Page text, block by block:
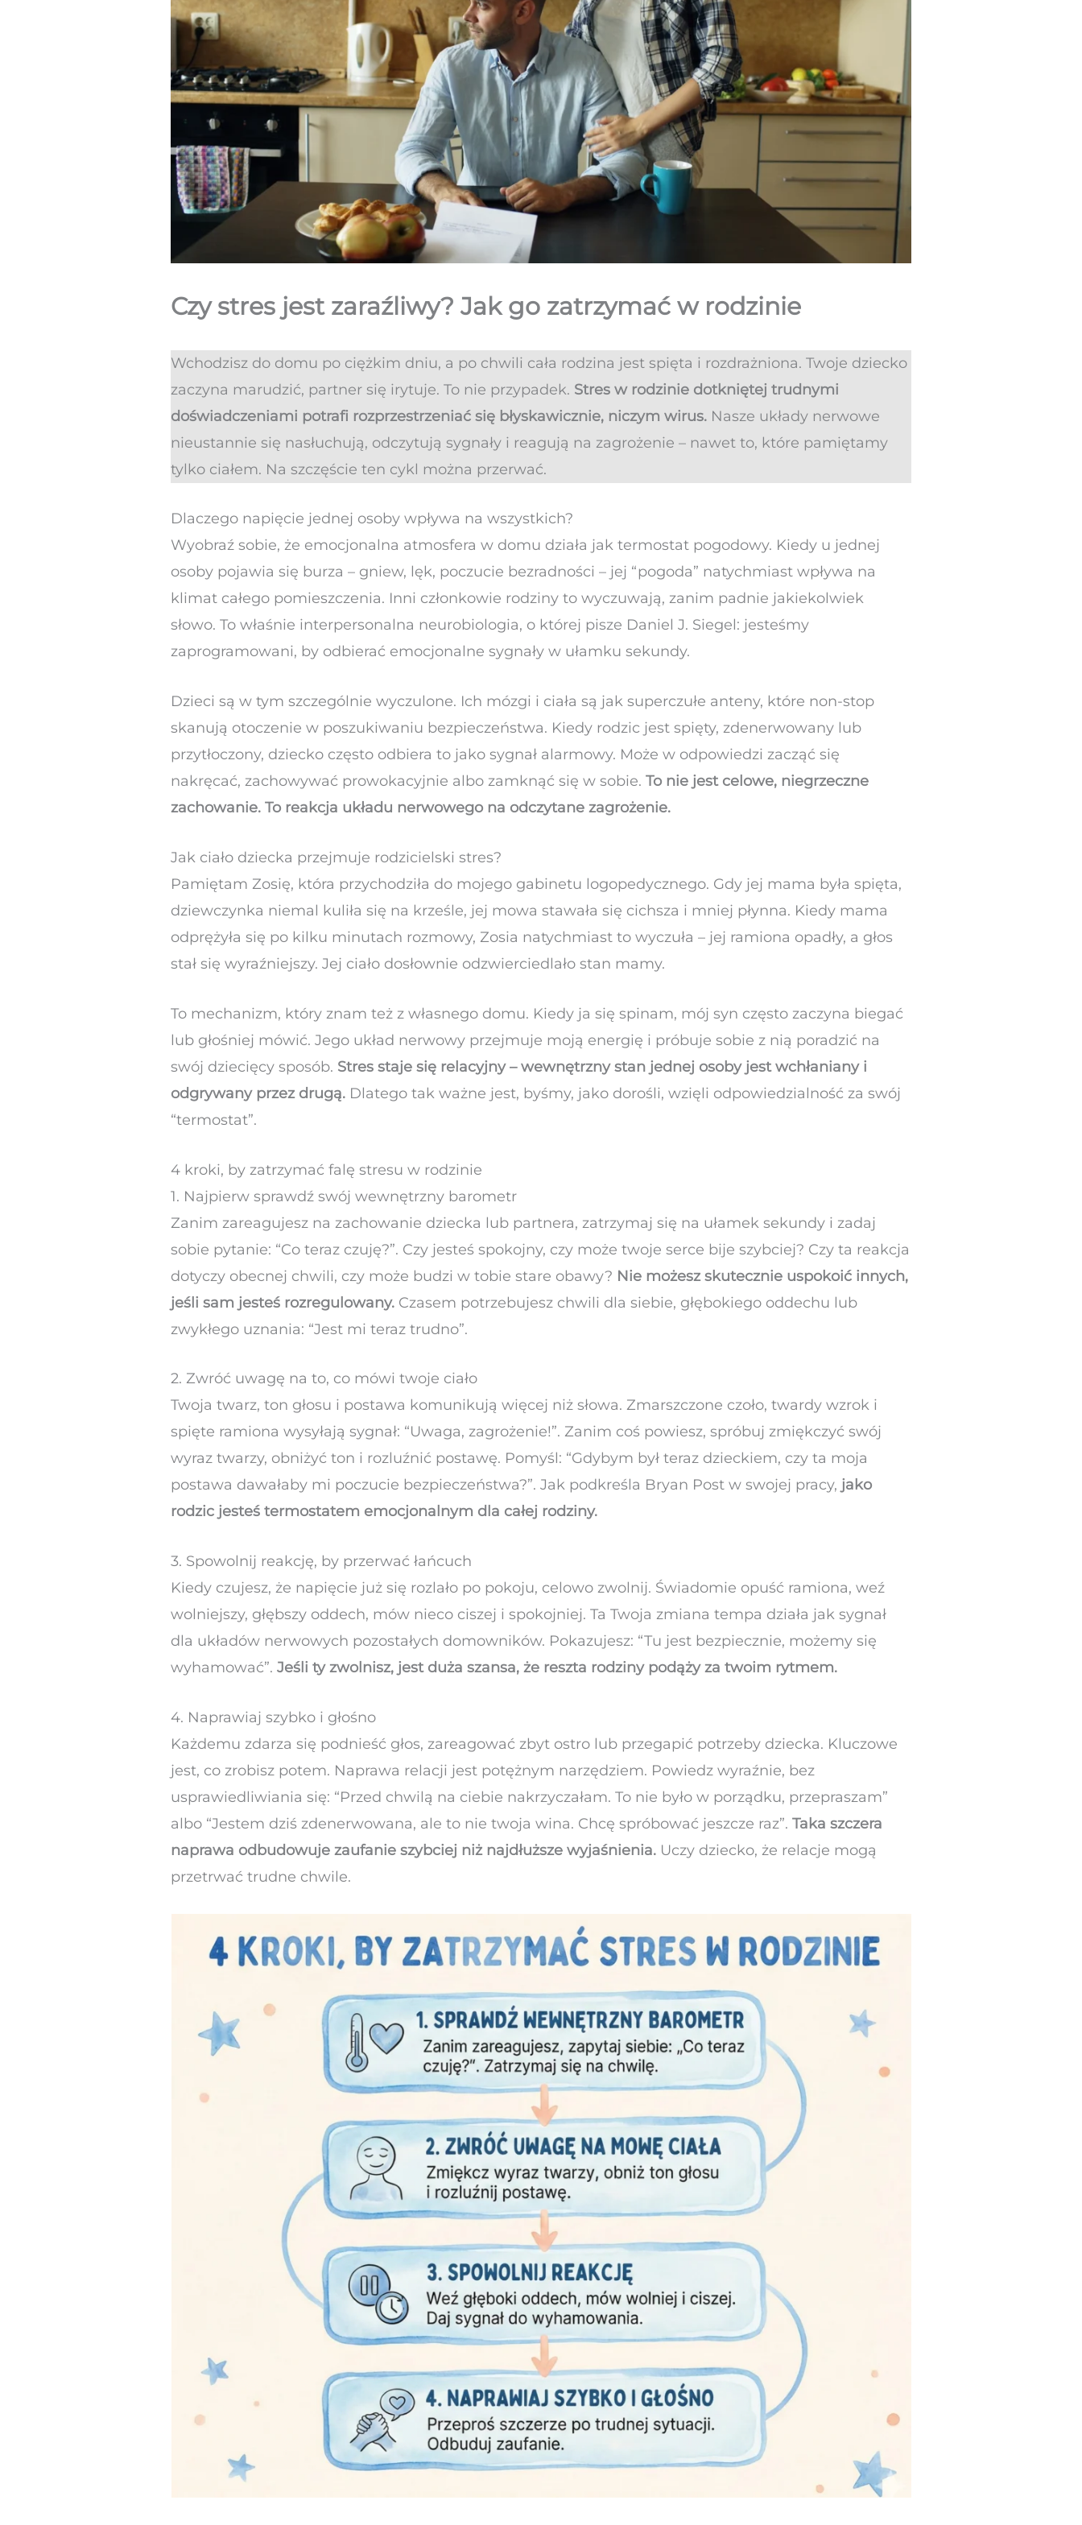
Czy stres jest zaraźliwy? Jak go zatrzymać w rodzinie
Wchodzisz do domu po ciężkim dniu, a po chwili cała rodzina jest spięta i rozdrażniona. Twoje dziecko
zaczyna marudzić, partner się irytuje. To nie przypadek. Stres w rodzinie dotkniętej trudnymi
doświadczeniami potrafi rozprzestrzeniać się błyskawicznie, niczym wirus. Nasze układy nerwowe
nieustannie się nasłuchują, odczytują sygnały i reagują na zagrożenie – nawet to, które pamiętamy
tylko ciałem. Na szczęście ten cykl można przerwać.
Dlaczego napięcie jednej osoby wpływa na wszystkich?
Wyobraź sobie, że emocjonalna atmosfera w domu działa jak termostat pogodowy. Kiedy u jednej
osoby pojawia się burza – gniew, lęk, poczucie bezradności – jej “pogoda” natychmiast wpływa na
klimat całego pomieszczenia. Inni członkowie rodziny to wyczuwają, zanim padnie jakiekolwiek
słowo. To właśnie interpersonalna neurobiologia, o której pisze Daniel J. Siegel: jesteśmy
zaprogramowani, by odbierać emocjonalne sygnały w ułamku sekundy.
Dzieci są w tym szczególnie wyczulone. Ich mózgi i ciała są jak superczułe anteny, które non-stop
skanują otoczenie w poszukiwaniu bezpieczeństwa. Kiedy rodzic jest spięty, zdenerwowany lub
przytłoczony, dziecko często odbiera to jako sygnał alarmowy. Może w odpowiedzi zacząć się
nakręcać, zachowywać prowokacyjnie albo zamknąć się w sobie.To nie jest celowe, niegrzeczne
zachowanie. To reakcja układu nerwowego na odczytane zagrożenie.
Jak ciało dziecka przejmuje rodzicielski stres?
Pamiętam Zosię, która przychodziła do mojego gabinetu logopedycznego. Gdy jej mama była spięta,
dziewczynka niemal kuliła się na krześle, jej mowa stawała się cichsza i mniej płynna. Kiedy mama
odprężyła się po kilku minutach rozmowy, Zosia natychmiast to wyczuła – jej ramiona opadły, a głos
stał się wyraźniejszy. Jej ciało dosłownie odzwierciedlało stan mamy.
To mechanizm, który znam też z własnego domu. Kiedy ja się spinam, mój syn często zaczyna biegać
lub głośniej mówić. Jego układ nerwowy przejmuje moją energię i próbuje sobie z nią poradzić na
swój dziecięcy sposób. Stres staje się relacyjny – wewnętrzny stan jednej osoby jest wchłaniany i
odgrywany przez drugą. Dlatego tak ważne jest, byśmy, jako dorośli, wzięli odpowiedzialność za swój
“termostat”.
4 kroki, by zatrzymać falę stresu w rodzinie
1. Najpierw sprawdź swój wewnętrzny barometr
Zanim zareagujesz na zachowanie dziecka lub partnera, zatrzymaj się na ułamek sekundy i zadaj
sobie pytanie: “Co teraz czuję?”. Czy jesteś spokojny, czy może twoje serce bije szybciej? Czy ta reakcja
dotyczy obecnej chwili, czy może budzi w tobie stare obawy? Nie możesz skutecznie uspokoić innych,
jeśli sam jesteś rozregulowany. Czasem potrzebujesz chwili dla siebie, głębokiego oddechu lub
zwykłego uznania: “Jest mi teraz trudno”.
2. Zwróć uwagę na to, co mówi twoje ciało
Twoja twarz, ton głosu i postawa komunikują więcej niż słowa. Zmarszczone czoło, twardy wzrok i
spięte ramiona wysyłają sygnał: “Uwaga, zagrożenie!”. Zanim coś powiesz, spróbuj zmiękczyć swój
wyraz twarzy, obniżyć ton i rozluźnić postawę. Pomyśl: “Gdybym był teraz dzieckiem, czy ta moja
postawa dawałaby mi poczucie bezpieczeństwa?”. Jak podkreśla Bryan Post w swojej pracy, jako
rodzic jesteś termostatem emocjonalnym dla całej rodziny.
3. Spowolnij reakcję, by przerwać łańcuch
Kiedy czujesz, że napięcie już się rozlało po pokoju, celowo zwolnij. Świadomie opuść ramiona, weź
wolniejszy, głębszy oddech, mów nieco ciszej i spokojniej. Ta Twoja zmiana tempa działa jak sygnał
dla układów nerwowych pozostałych domowników. Pokazujesz: “Tu jest bezpiecznie, możemy się
wyhamować”.Jeśli ty zwolnisz, jest duża szansa, że reszta rodziny podąży za twoim rytmem.
4. Naprawiaj szybko i głośno
Każdemu zdarza się podnieść głos, zareagować zbyt ostro lub przegapić potrzeby dziecka. Kluczowe
jest, co zrobisz potem. Naprawa relacji jest potężnym narzędziem. Powiedz wyraźnie, bez
usprawiedliwiania się: “Przed chwilą na ciebie nakrzyczałam. To nie było w porządku, przepraszam”
albo “Jestem dziś zdenerwowana, ale to nie twoja wina. Chcę spróbować jeszcze raz”.Taka szczera
naprawa odbudowuje zaufanie szybciej niż najdłuższe wyjaśnienia. Uczy dziecko, że relacje mogą
przetrwać trudne chwile.